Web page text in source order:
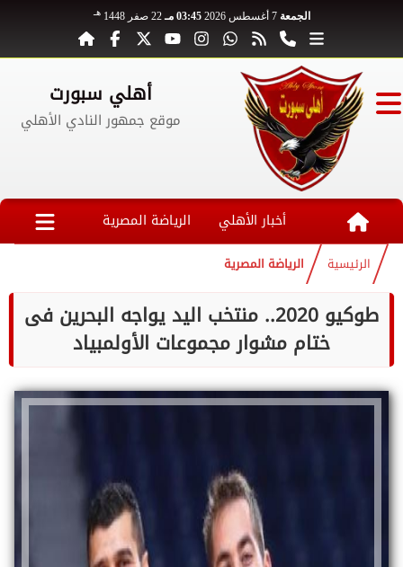
الجمعة 7 أغسطس 2026 03:45 مـ 22 صفر 1448 هـ
أهلي سبورت
موقع جمهور النادي الأهلي
أخبار الأهلي الرياضة المصرية
الرئيسية الرياضة المصرية
طوكيو 2020.. منتخب اليد يواجه البحرين فى
ختام مشوار مجموعات الأولمبياد